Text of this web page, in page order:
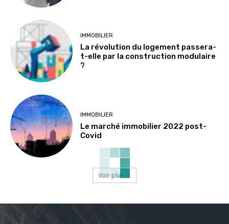
IMMOBILIER
La révolution du logement passera-
t-elle par la construction modulaire
?
IMMOBILIER
Le marché immobilier 2022 post-
Covid
Voir plus